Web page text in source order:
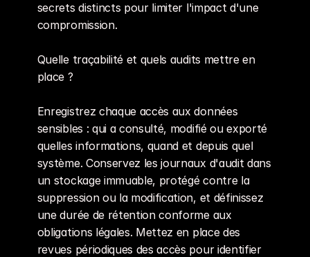
secrets distincts pour limiter l'impact d'une
compromission.
Quelle traçabilité et quels audits mettre en
place ?
Enregistrez chaque accès aux données
sensibles : qui a consulté, modifié ou exporté
quelles informations, quand et depuis quel
système. Conservez les journaux d'audit dans
un stockage immuable, protégé contre la
suppression ou la modification, et définissez
une durée de rétention conforme aux
obligations légales. Mettez en place des
revues périodiques des accès pour identifier